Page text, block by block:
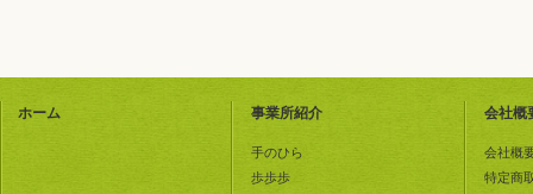
ホーム 事業所紹介
手のひら
歩歩歩
会社概
会社概
特定商